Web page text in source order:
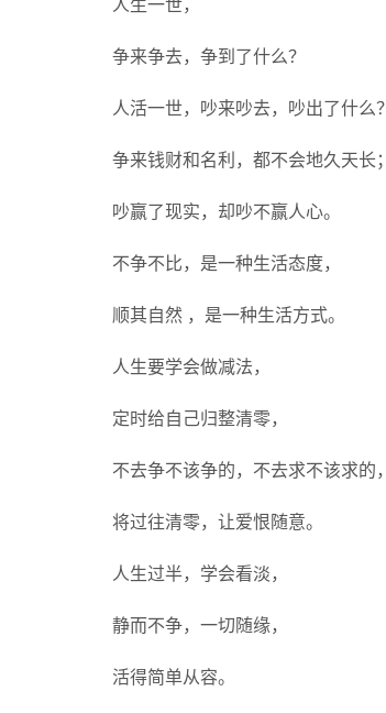
人生一世，
争来争去，争到了什么？
人活一世，吵来吵去，吵出了什么？
争来钱财和名利，都不会地久天长；
吵赢了现实，却吵不赢人心。
不争不比，是一种生活态度，
顺其自然 ，是一种生活方式。
人生要学会做减法，
定时给自己归整清零，
不去争不该争的，不去求不该求的，
将过往清零，让爱恨随意。
人生过半，学会看淡，
静而不争，一切随缘，
活得简单从容。